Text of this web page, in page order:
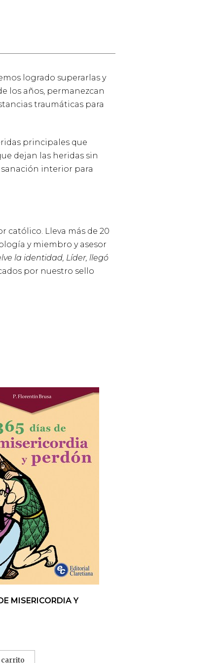
logrado superarlas y
los años, permanezcan
traumáticas para
principales que
dejan las heridas sin
interior para
católico. Lleva más de 20
y miembro y asesor
la identidad, Líder, llegó
por nuestro sello
MISERICORDIA Y
carrito